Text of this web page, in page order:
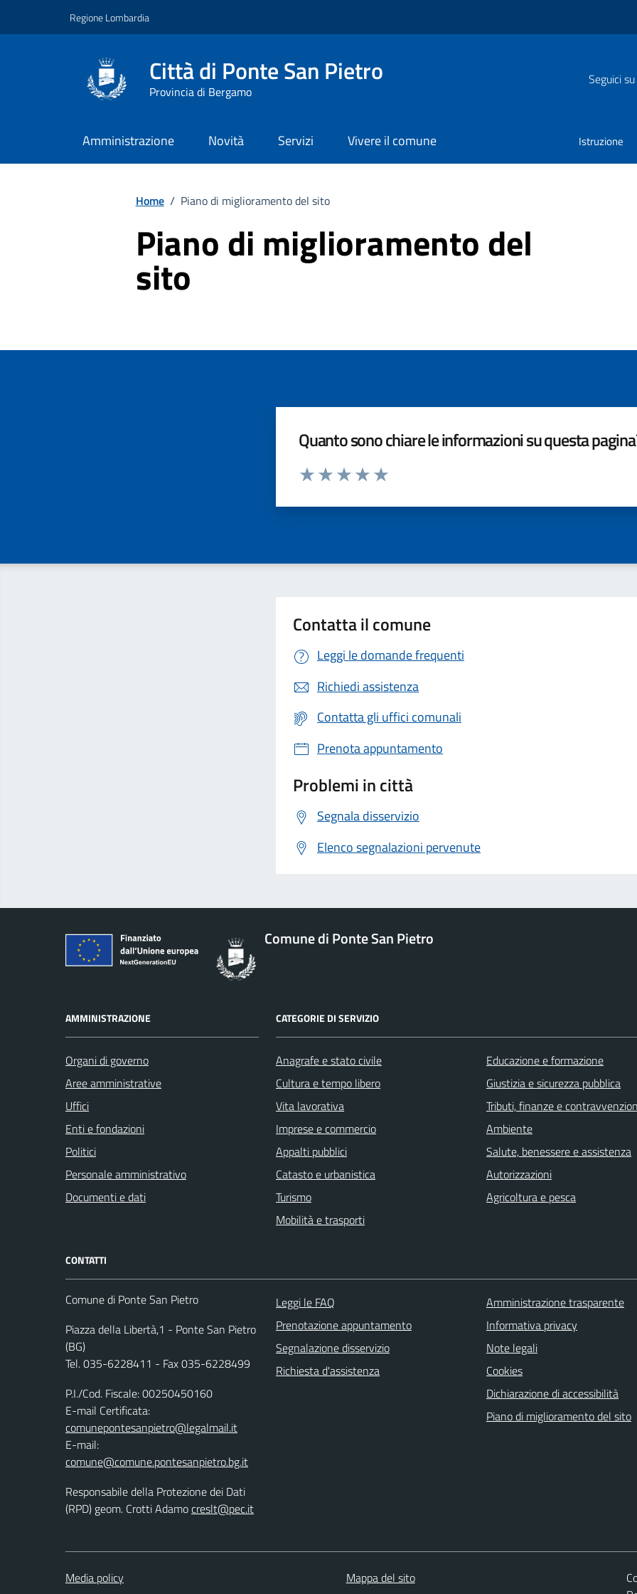
Regione Lombardia
Città di Ponte San Pietro
Provincia di Bergamo
Seguici su
Amministrazione Novità Servizi Vivere il comune Istruzione
Home / Piano di miglioramento del sito
Piano di miglioramento del
sito
Quanto sono chiare le informazioni su questa
Valuta da 1 a 5 stelle la pagina
Contatta il comune
Leggi le domande frequenti
Richiedi assistenza
Contatta gli uffici comunali
Prenota appuntamento
Problemi in città
Segnala disservizio
Elenco segnalazioni pervenute
Comune di Ponte San Pietro
AMMINISTRAZIONE
Organi di governo
Aree amministrative
Uffici
Enti e fondazioni
Politici
Personale amministrativo
Documenti e dati
CATEGORIE DI SERVIZIO
Anagrafe e stato civile
Cultura e tempo libero
Vita lavorativa
Imprese e commercio
Appalti pubblici
Catasto e urbanistica
Turismo
Mobilità e trasporti
Educazione e formazione
Giustizia e sicurezza pubblica
Tributi, finanze e
Ambiente
Salute, benessere e assistenza
Autorizzazioni
Agricoltura e pesca
CONTATTI
Comune di Ponte San Pietro
Piazza della Libertà,1 - Ponte San Pietro
(BG)
Tel. 035-6228411 - Fax 035-6228499
P.I./Cod. Fiscale: 00250450160
E-mail Certificata:
comunepontesanpietro@legalmail.it
E-mail:
comune@comune.pontesanpietro.bg.it
Responsabile della Protezione dei Dati
(RPD) geom. Crotti Adamocreslt@pec.it
Leggi le FAQ
Prenotazione appuntamento
Segnalazione disservizio
Richiesta d'assistenza
Amministrazione trasparente
Informativa privacy
Note legali
Cookies
Dichiarazione di accessibilità
Piano di miglioramento del sito
Media policy Mappa del sito